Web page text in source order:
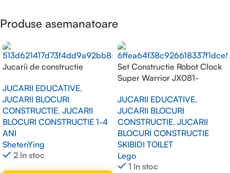
Produse asemanatoare
Jucarii de constructie
JUCARII EDUCATIVE,
JUCARII BLOCURI
CONSTRUCTIE, JUCARII
BLOCURI CONSTRUCTIE 1-4
ANI
ShetenYing
2 în stoc
Set Constructie Robot Clock
Super Warrior JX081-
JUCARII EDUCATIVE,
JUCARII BLOCURI
CONSTRUCTIE, JUCARII
BLOCURI CONSTRUCTIE
SKIBIDI TOILET
Lego
1 în stoc